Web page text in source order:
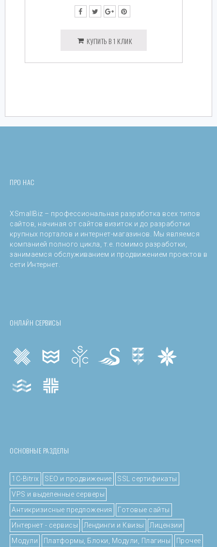
КУПИТЬ В 1 КЛИК
ПРО НАС
XSmallBiz – профессиональная разработка всех типов
сайтов, начиная от сайтов визиток и до разработки
крупных порталов и интернет-магазинов. Мы являемся
компанией полного цикла, т.е. помимо разработки,
занимаемся обслуживанием и продвижением проектов в
сети Интернет.
ОНЛАЙН СЕРВИСЫ
ОСНОВНЫЕ РАЗДЕЛЫ
1C-Bitrix SEO и продвижение
SSL сертификаты
VPS и выделенные серверы
Антикризисные предложения
Готовые сайты
Интернет - сервисы
Лендинги и Квизы
Лицензии
Модули
Платформы, Блоки, Модули, Плагины
Прочее